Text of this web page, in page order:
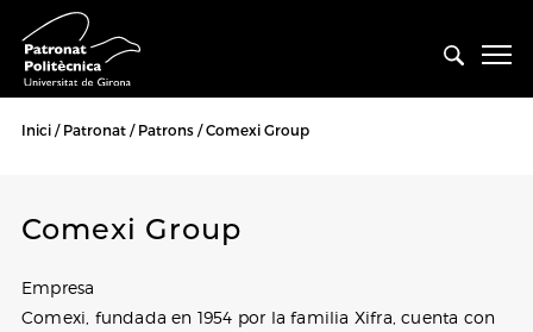
Inici Patronat Patrons Comexi Group
Comexi Group
Empresa
Comexi, fundada en 1954 por la familia Xifra, cuenta con